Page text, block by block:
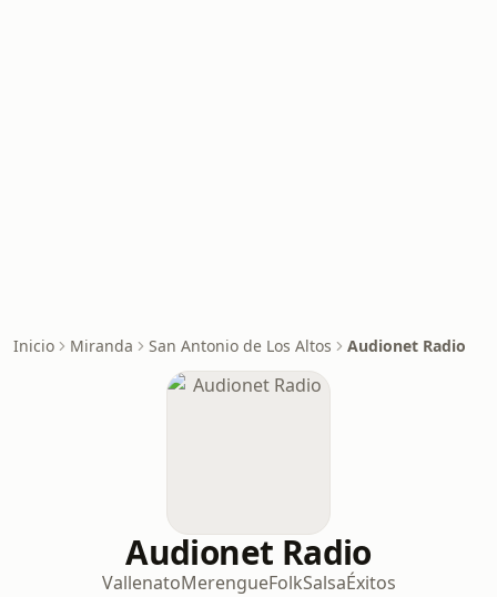
Inicio Miranda San Antonio de Los Altos Audionet Radio
Audionet Radio
VallenatoMerengueFolkSalsaÉxitos